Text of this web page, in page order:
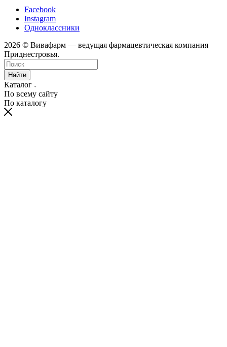
Facebook
Instagram
Одноклассники
2026 © Вивафарм — ведущая фармацевтическая компания
Приднестровья.
Найти
Каталог
По всему сайту
По каталогу